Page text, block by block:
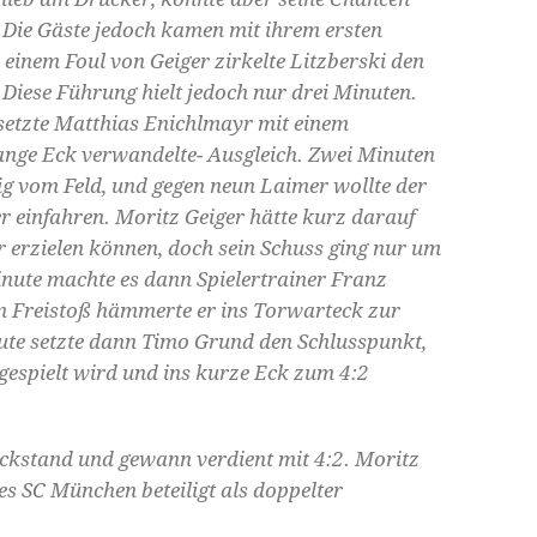
Gäste jedoch kamen mit ihrem ersten
Foul von Geiger zirkelte Litzberski den
Führung hielt jedoch nur drei Minuten.
Matthias Enichlmayr mit einem
Eck verwandelte- Ausgleich. Zwei Minuten
vom Feld, und gegen neun Laimer wollte der
einfahren. Moritz Geiger hätte kurz darauf
können, doch sein Schuss ging nur um
machte es dann Spielertrainer Franz
Freistoß hämmerte er ins Torwarteck zur
setzte dann Timo Grund den Schlusspunkt,
wird und ins kurze Eck zum 4:2
und gewann verdient mit 4:2. Moritz
SC München beteiligt als doppelter